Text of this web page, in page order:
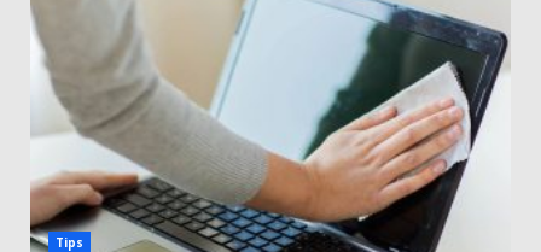
Tips